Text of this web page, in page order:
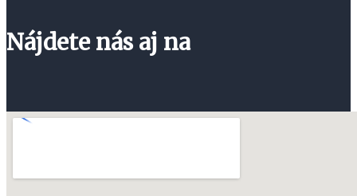
Nájdete nás aj na